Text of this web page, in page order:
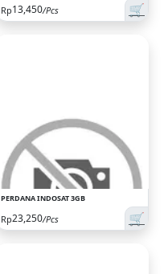
Rp13,450/Pcs 🛒
PERDANA INDOSAT 3GB
Rp23,250/Pcs 🛒